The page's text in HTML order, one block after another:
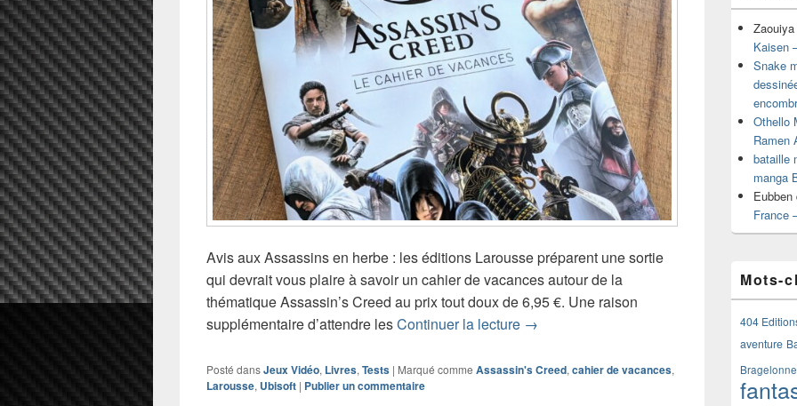
Avis aux Assassins en herbe : les éditions Larousse préparent une sortie
qui devrait vous plaire à savoir un cahier de vacances autour de la
thématique Assassin’s Creed au prix tout doux de 6,95 €. Une raison
supplémentaire d’attendre lesContinuer la lecture Assassin’s Creed s’invite dans votre
→
Posté dansJeux Vidéo, Livres, Tests | Marqué comme Assassin's Creed, cahier de vacances,
Larousse, Ubisoft | Publier un commentaire
Zaouiya
Kaisen
Snake
Othello
Ramen
bataille
manga
Eubben
France
Mots-
404
aventure
Bragelonne